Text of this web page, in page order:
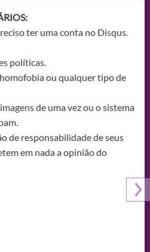
ter uma conta no Disqus.
políticas.
ou qualquer tipo de
de uma vez ou o sistema
de responsabilidade de seus
em nada a opinião do